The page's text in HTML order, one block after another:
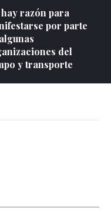
razón para
por parte
del
y transporte